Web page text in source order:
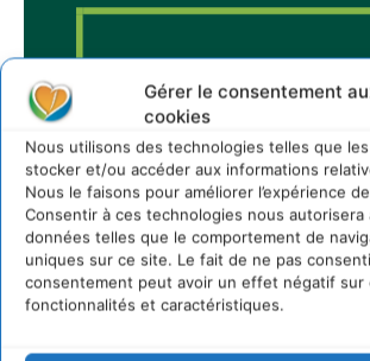
Gérer le consentement
cookies
Nous utilisons des technologies telles que
stocker et/ou accéder aux informations
Nous le faisons pour améliorer l’expérience
Consentir à ces technologies nous autorisera
données telles que le comportement de
uniques sur ce site. Le fait de ne pas
consentement peut avoir un effet négatif sur
fonctionnalités et caractéristiques.